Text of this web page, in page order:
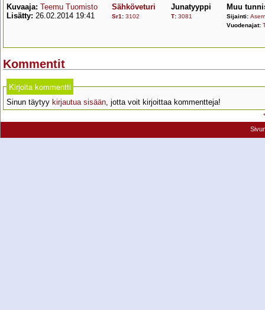
Kuvaaja: Teemu Tuomisto
Lisätty: 26.02.2014 19:41
Sähköveturi
Sr1 : 3102
Junatyyppi
T: 3081
Muu
Sijainti:
Vuodenajat:
Kommentit
Kirjoita kommentti
Sinun täytyy kirjautua sisään, jotta voit kirjoittaa kommentteja!